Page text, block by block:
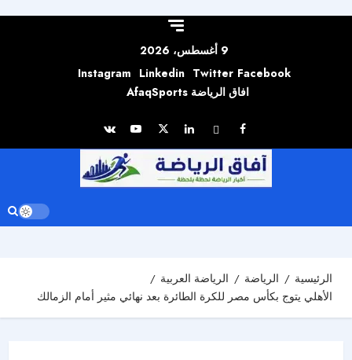
9 أغسطس، 2026
Facebook
Twitter
Linkedin
Instagram
افاق الرياضة AfaqSports
الرئيسية الرياضة
الرياضة العربية
الأهلي يتوج بكأس مصر للكرة الطائرة بعد نهائي مثير أمام الزمالك